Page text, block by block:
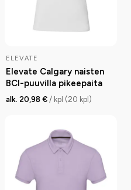
ELEVATE
Elevate Calgary naisten
BCI-puuvilla pikeepaita
alk. 20,98 € / kpl (20 kpl)